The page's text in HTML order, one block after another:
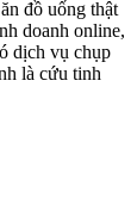
đồ uống thật
doanh online,
dịch vụ chụp
là cứu tinh